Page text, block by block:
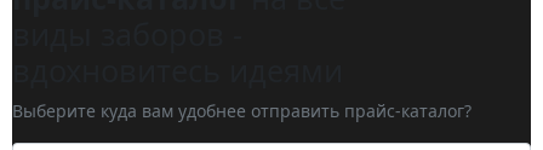
Выберите куда вам удобнее отправить прайс-каталог?